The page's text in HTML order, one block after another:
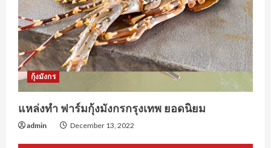
กุ้งมังกร
แหล่งทำ ฟาร์มกุ้งมังกรกรุงเทพ ยอดนิยม
admin December 13, 2022